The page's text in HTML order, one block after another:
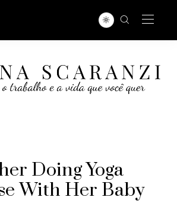
Doing Yoga
With Her Baby